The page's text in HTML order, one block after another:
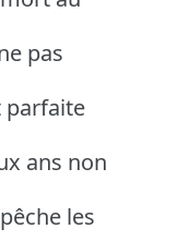
pas
parfaite
ans non
les